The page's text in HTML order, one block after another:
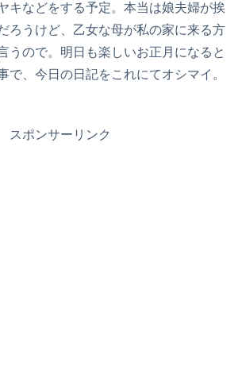
キなどをする予定。本当は娘夫婦が挨
ろうけど、乙女な母が私の家に来る方
うので。明日も楽しいお正月になると
、今日の日記をこれにてオシマイ。
スポンサーリンク